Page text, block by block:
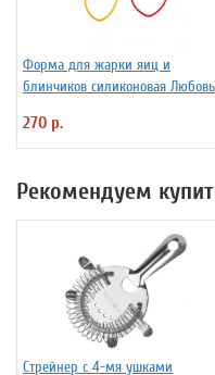
Форма для жарки яиц и
блинчиков силиконовая Любовь
270 р.
Рекомендуем
Стрейнер с 4-мя ушками